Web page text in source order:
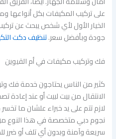
على تركيب المكيفات بكل أنواعها
الخيار الأول لأي شخص يبحث عن
جودة وبأفضل سعر.تنظيف دكت
فك وتركيب مكيفات في أم القيوين
كثير من الناس يحتاجون خدمة فك
الانتقال من بيت لبيت أو عند إعادة
لازم تتم على يد خبراء علشان ما
نجوم دبي متخصصة في هذا النوع
سريعة وآمنة وبدون أي تلف أو ضرر